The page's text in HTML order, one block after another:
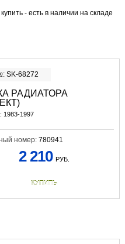
- есть в наличии на складе
SK-68272
РАДИАТОРА
1983-1997
номер: 780941
2 210 РУБ.
КУПИТЬ